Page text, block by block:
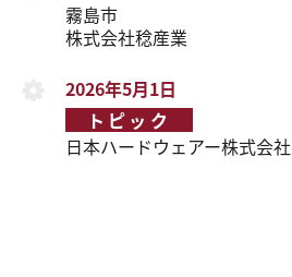
霧島市
株式会社稔産業
2026年5月1日
トピック
日本ハードウェアー株式会社